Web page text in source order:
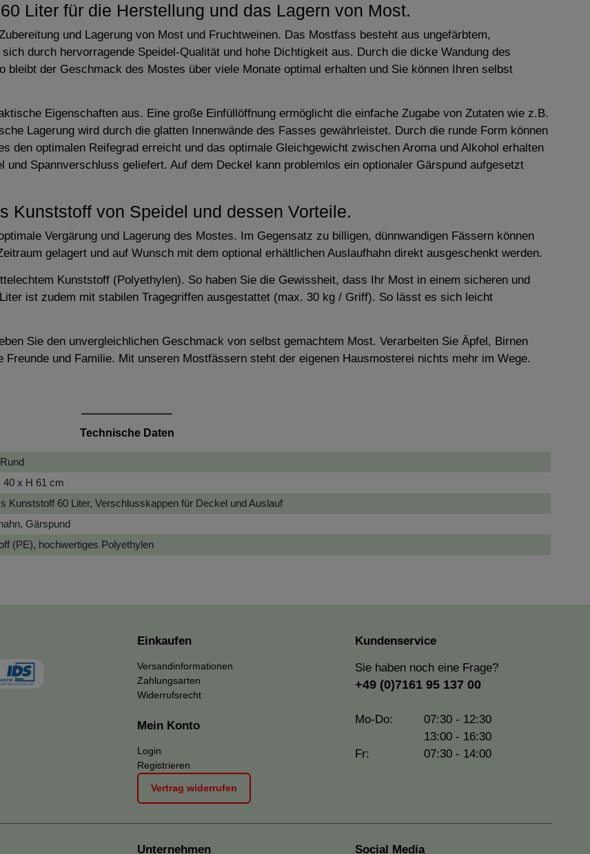
Liter für die Herstellung und das Lagern von Most.
und Lagerung von Most und Fruchtweinen. Das Mostfass besteht aus ungefärbtem,
durch hervorragende Speidel-Qualität und hohe Dichtigkeit aus. Durch die dicke Wandung des
der Geschmack des Mostes über viele Monate optimal erhalten und Sie können Ihren selbst
Eigenschaften aus. Eine große Einfüllöffnung ermöglicht die einfache Zugabe von Zutaten wie z.B.
Lagerung wird durch die glatten Innenwände des Fasses gewährleistet. Durch die runde Form können
den optimalen Reifegrad erreicht und das optimale Gleichgewicht zwischen Aroma und Alkohol erhalten
Spannverschluss geliefert. Auf dem Deckel kann problemlos ein optionaler Gärspund aufgesetzt
Kunststoff von Speidel und dessen Vorteile.
Vergärung und Lagerung des Mostes. Im Gegensatz zu billigen, dünnwandigen Fässern können
gelagert und auf Wunsch mit dem optional erhältlichen Auslaufhahn direkt ausgeschenkt werden.
Kunststoff (Polyethylen). So haben Sie die Gewissheit, dass Ihr Most in einem sicheren und
ist zudem mit stabilen Tragegriffen ausgestattet (max. 30 kg / Griff). So lässt es sich leicht
Sie den unvergleichlichen Geschmack von selbst gemachtem Most. Verarbeiten Sie Äpfel, Birnen
und Familie. Mit unseren Mostfässern steht der eigenen Hausmosterei nichts mehr im Wege.
Technische Daten
40 x H 61 cm
Kunststoff 60 Liter, Verschlusskappen für Deckel und Auslauf
Gärspund
(PE), hochwertiges Polyethylen
Einkaufen
Versandinformationen
Zahlungsarten
Widerrufsrecht
Mein Konto
Login
Registrieren
Vertrag widerrufen
Kundenservice
Sie haben noch eine Frage?
+49 (0)7161 95 137 00
Mo-Do:
07:30 - 12:30
13:00 - 16:30
Fr:
07:30 - 14:00
Unternehmen Social Media